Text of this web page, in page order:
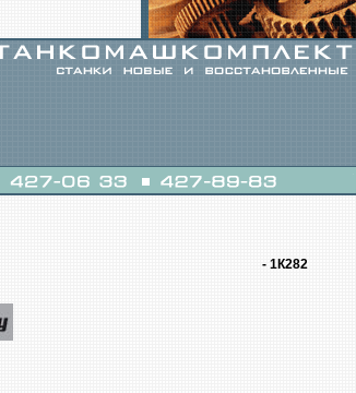
- 1К282